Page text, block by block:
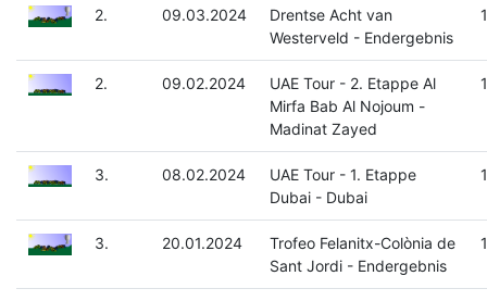
2. 09.03.2024
Drentse Acht van
Westerveld - Endergebnis
2. 09.02.2024
UAE Tour - 2. Etappe Al
Mirfa Bab Al Nojoum -
Madinat Zayed
3. 08.02.2024
UAE Tour - 1. Etappe
Dubai - Dubai
3. 20.01.2024
Trofeo Felanitx-Colònia de
Sant Jordi - Endergebnis